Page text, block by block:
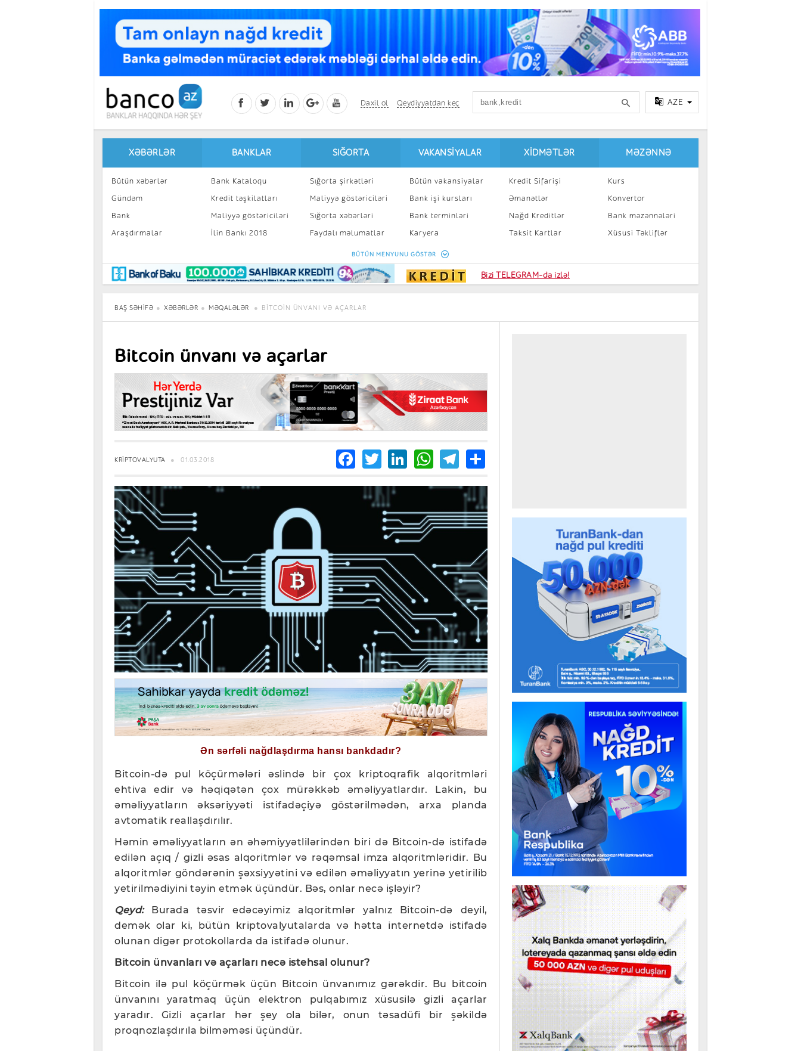
Daxil ol Qeydiyyatdan keç AZE
XƏBƏRLƏR
Bütün xəbərlər
Gündəm
Bank
Araşdırmalar
Maraqlı
BancoTV
Müsahibə
BANKLAR
Bank Kataloqu
Kredit təşkilatları
Maliyyə göstəriciləri
İlin Bankı 2018
SIĞORTA
Sığorta şirkətləri
Maliyyə göstəriciləri
Sığorta xəbərləri
Faydalı məlumatlar
Sığorta kalkulyatoru
VAKANSIYALAR
Bütün vakansiyalar
Bank işi kursları
Bank terminləri
Karyera
Peşakar inkişaf
XIDMƏTLƏR
Kredit Sifarişi
Əmanətlər
Nağd Kreditlər
Taksit Kartlar
Kart sifarişi
MƏZƏNNƏ
Kurs
Konvertor
Bank məzənnələri
Xüsusi Təkliflər
BÜTÜN MENYUNU GÖSTƏR
Bizi TELEGRAM-da izlə!
BAŞ SƏHIFƏ XƏBƏRLƏR MƏQALƏLƏR BITCOIN ÜNVANI VƏ AÇARLAR
Bitcoin ünvanı və açarlar
KRIPTOVALYUTA 01.03.2018 Facebook
TwitterLinkedIn
WhatsApp
Telegram
Share
Ən sərfəli nağdlaşdırma hansı bankdadır?
Bitcoin-də pul köçürmələri əslində bir çox kriptoqrafik alqoritmləri
ehtiva edir və həqiqətən çox mürəkkəb əməliyyatlardır. Lakin, bu
əməliyyatların əksəriyyəti istifadəçiyə göstərilmədən, arxa planda
avtomatik reallaşdırılır.
Həmin əməliyyatların ən əhəmiyyətlilərindən biri də Bitcoin-də istifadə
edilən açıq / gizli əsas alqoritmlər və rəqəmsal imza alqoritmləridir. Bu
alqoritmlər göndərənin şəxsiyyətini və edilən əməliyyatın yerinə yetirilib
yetirilmədiyini təyin etmək üçündür. Bəs, onlar necə işləyir?
Qeyd:Burada təsvir edəcəyimiz alqoritmlər yalnız Bitcoin-də deyil,
demək olar ki, bütün kriptovalyutalarda və hətta internetdə istifadə
olunan digər protokollarda da istifadə olunur.
Bitcoin ünvanları və açarları necə istehsal olunur?
Bitcoin ilə pul köçürmək üçün Bitcoin ünvanımız gərəkdir. Bu bitcoin
ünvanını yaratmaq üçün elektron pulqabımız xüsusilə gizli açarlar
yaradır. Gizli açarlar hər şey ola bilər, onun təsadüfi bir şəkildə
proqnozlaşdırıla bilməməsi üçündür.